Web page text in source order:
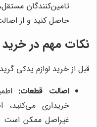
تامین‌کنندگان
حاصل کنید و از
نکات مهم در خرید
قبل از خرید لوازم یدکی
اصالت قطعات:
خریداری
غیراصل ممکن است